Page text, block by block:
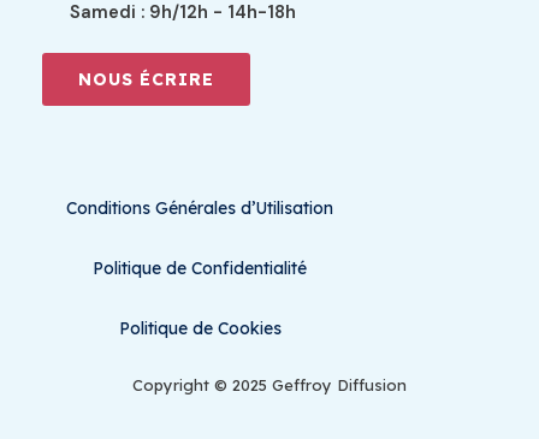
Samedi : 9h/12h - 14h-18h
NOUS ÉCRIRE
Conditions Générales d’Utilisation
Politique de Confidentialité
Politique de Cookies
Copyright © 2025 Geffroy Diffusion